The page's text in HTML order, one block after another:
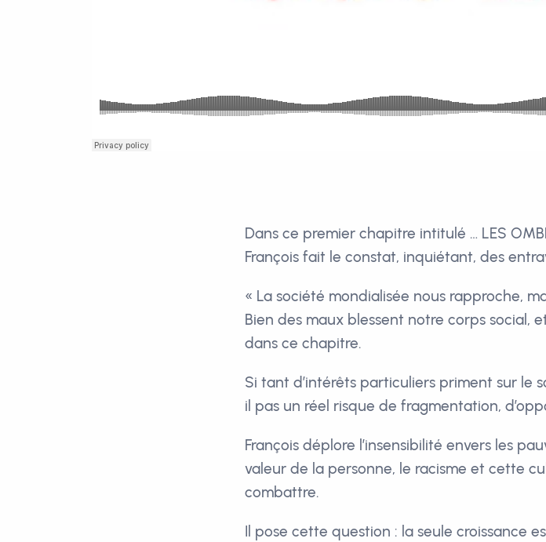
Dans ce premier chapitre intitulé … LES
François fait le constat, inquiétant, des
« La société mondialisée nous rapproche,
Bien des maux blessent notre corps social,
dans ce chapitre.
Si tant d’intérêts particuliers priment sur le
il pas un réel risque de fragmentation,
François déplore l’insensibilité envers les
valeur de la personne, le racisme et cette
combattre.
Il pose cette question : la seule croissance